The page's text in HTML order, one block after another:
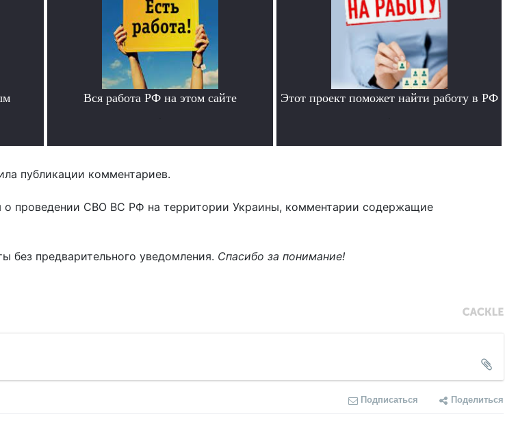
Вся работа РФ на этом сайте Этот проект поможет найти работу в РФ
публикации комментариев.
о проведении СВО ВС РФ на территории Украины, комментарии содержащие
без предварительного уведомления. Спасибо за понимание!
Подписаться Поделиться